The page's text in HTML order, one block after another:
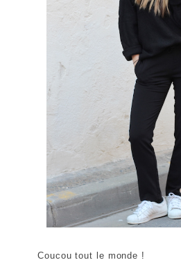
Coucou tout le monde !